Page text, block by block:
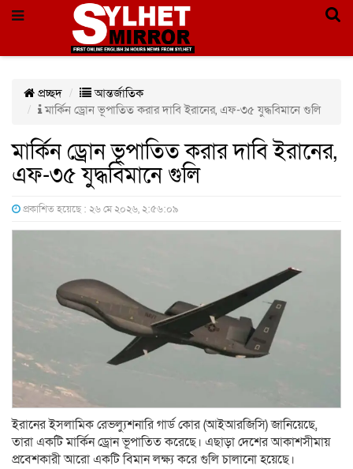
প্রচ্ছদ
আন্তর্জাতিক
মার্কিন ড্রোন ভূপাতিত করার দাবি ইরানের, এফ-৩৫ যুদ্ধবিমানে গুলি
মার্কিন ড্রোন ভূপাতিত করার দাবি ইরানের,
এফ-৩৫ যুদ্ধবিমানে গুলি
প্রকাশিত হয়েছে : ২৬ মে ২০২৬, ২:৫৬:০৯
ইরানের ইসলামিক রেভল্যুশনারি গার্ড কোর (আইআরজিসি) জানিয়েছে,
তারা একটি মার্কিন ড্রোন ভূপাতিত করেছে। এছাড়া দেশের আকাশসীমায়
প্রবেশকারী আরো একটি বিমান লক্ষ্য করে গুলি চালানো হয়েছে।